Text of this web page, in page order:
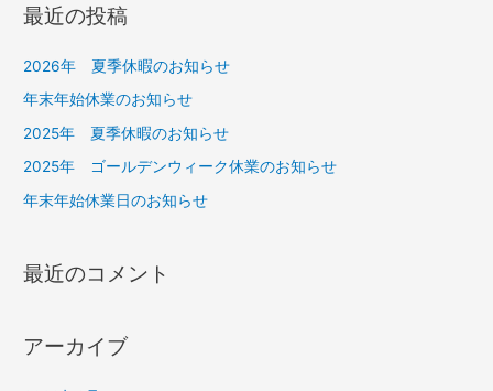
最近の投稿
2026年 夏季休暇のお知らせ
年末年始休業のお知らせ
2025年 夏季休暇のお知らせ
2025年 ゴールデンウィーク休業のお知らせ
年末年始休業日のお知らせ
最近のコメント
アーカイブ